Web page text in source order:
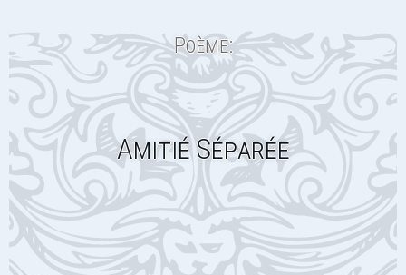
Poème:
Amitié Séparée